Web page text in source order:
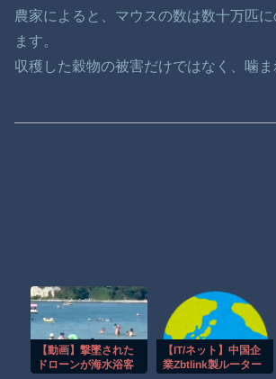
農家によると、マウスの数は数十万匹
ます。
収穫した穀物の被害だけではなく、噛
【動画】撃墜された
ドローンが海水浴客
【IT/ネット】中国企
業Zbtlink製ルーター